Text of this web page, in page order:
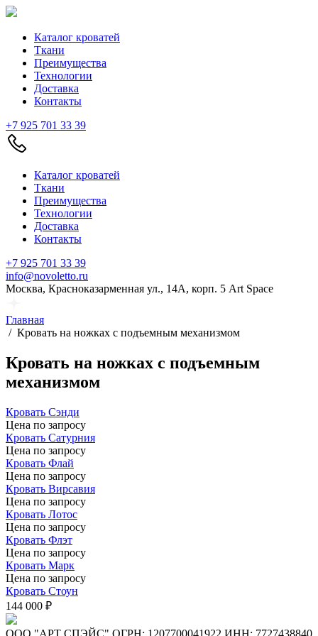
Каталог кроватей
Ткани
Преимущества
Технологии
Доставка
Контакты
+7 925 701 33 39
Каталог кроватей
Ткани
Преимущества
Технологии
Доставка
Контакты
+7 925 701 33 39
info@novoletto.ru
Москва, Красноказарменная ул., 14А, корп. 5 Art Space
Главная
/ Кровать на ножках с подъемным механизмом
Кровать на ножках с подъемным
механизмом
Кровать Сэнди
Цена по запросу
Кровать Сатурния
Цена по запросу
Кровать Флай
Цена по запросу
Кровать Вирсавия
Цена по запросу
Кровать Лотос
Цена по запросу
Кровать Флэт
Цена по запросу
Кровать Марк
Цена по запросу
Кровать Стоун
144 000 ₽
ООО "АРТ СПЭЙС" ОГРН: 1207700041922 ИНН: 7727438840